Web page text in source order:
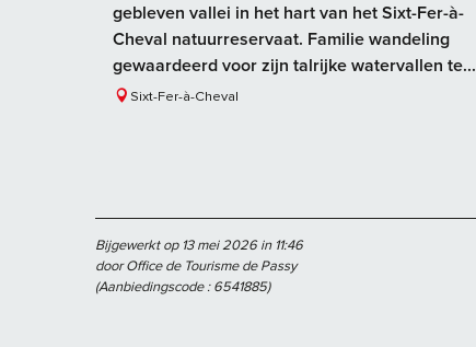
gebleven vallei in het hart van het Sixt-Fer-à-
Cheval natuurreservaat. Familie wandeling
gewaardeerd voor zijn talrijke watervallen te...
Sixt-Fer-à-Cheval
Bijgewerkt op 13 mei 2026 in 11:46
door Office de Tourisme de Passy
(Aanbiedingscode :6541885)